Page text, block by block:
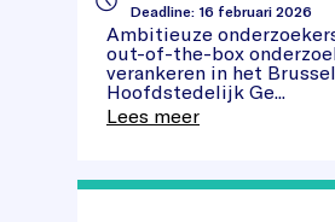
Brains
Brussels
Deadline: 16 februari 2026
Ambitieuze
out-of-the-box
verankeren in het
Hoofdstedelijk Ge...
Lees meer